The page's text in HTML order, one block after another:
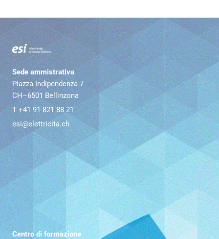
Sede ammistrativa
Piazza Indipendenza 7
CH–6501 Bellinzona
T +41 91 821 88 21
esi@elettricita.ch
Centro di formazione